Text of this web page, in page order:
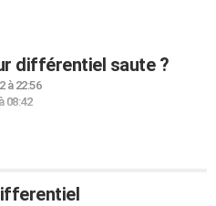
différentiel saute ?
à 22:56
08:42